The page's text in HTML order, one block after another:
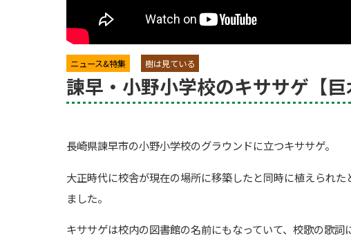
ニュース&特集 樹は見ている
諫早・小野小学校のキササゲ【巨
長崎県諫早市の小野小学校のグラウンドに立つキササゲ。
大正時代に校舎が現在の場所に移築したと同時に植えられ
ました。
キササゲは校内の図書館の名前にもなっていて、校歌の歌詞